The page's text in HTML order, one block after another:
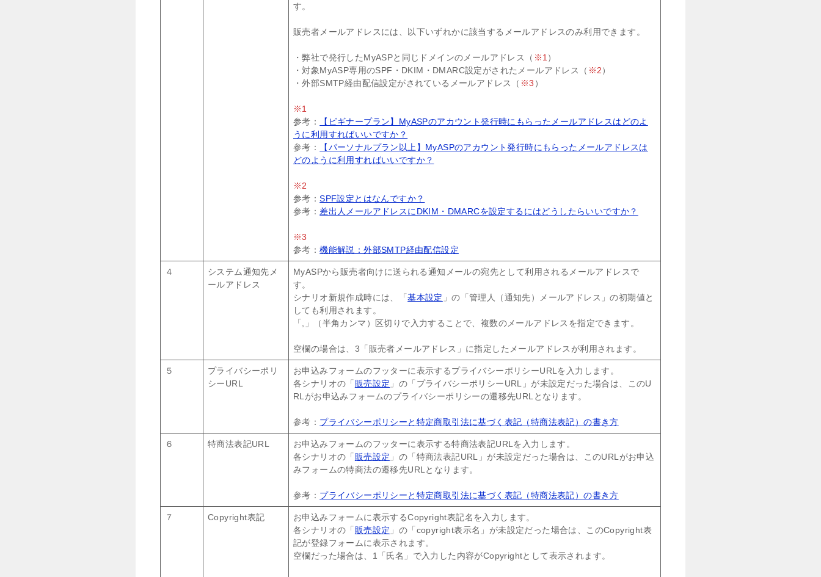
す。
販売者メールアドレスには、以下いずれかに該当するメールアドレスのみ利用できます。
・弊社で発行したMyASPと同じドメインのメールアドレス（ ※1 ）
・対象MyASP専用のSPF・DKIM・DMARC設定がされたメールアドレス（ ※2）
・外部SMTP経由配信設定がされているメールアドレス（ ※3 ）
※1
参考：
【ビギナープラン】MyASPのアカウント発行時にもらったメールアドレスはどのよ
うに利用すればいいですか？
参考：
【パーソナルプラン以上】MyASPのアカウント発行時にもらったメールアドレスは
どのように利用すればいいですか？
※2
参考：SPF設定とはなんですか？
参考： 差出人メールアドレスにDKIM・DMARCを設定するにはどうしたらいいですか？
※3
参考：機能解説：外部SMTP経由配信設定
４
システム通知先メ
ールアドレス
MyASPから販売者向けに送られる通知メールの宛先として利用されるメールアドレスで
す。
シナリオ新規作成時には、「基本設定 」の「管理人（通知先）メールアドレス」の初期値と
しても利用されます。
「,」（半角カンマ）区切りで入力することで、複数のメールアドレスを指定できます。
空欄の場合は、3「販売者メールアドレス」に指定したメールアドレスが利用されます。
５
プライバシーポリ
シーURL
お申込みフォームのフッターに表示するプライバシーポリシーURLを入力します。
各シナリオの「 販売設定 」の「プライバシーポリシーURL」が未設定だった場合は、このU
RLがお申込みフォームのプライバシーポリシーの遷移先URLとなります。
参考： プライバシーポリシーと特定商取引法に基づく表記（特商法表記）の書き方
６ 特商法表記URL
お申込みフォームのフッターに表示する特商法表記URLを入力します。
各シナリオの「 販売設定 」の「特商法表記URL」が未設定だった場合は、このURLがお申込
みフォームの特商法の遷移先URLとなります。
参考： プライバシーポリシーと特定商取引法に基づく表記（特商法表記）の書き方
７ Copyright表記
お申込みフォームに表示するCopyright表記名を入力します。
各シナリオの「 販売設定 」の「copyright表示名」が未設定だった場合は、このCopyright表
記が登録フォームに表示されます。
空欄だった場合は、1「氏名」で入力した内容がCopyrightとして表示されます。